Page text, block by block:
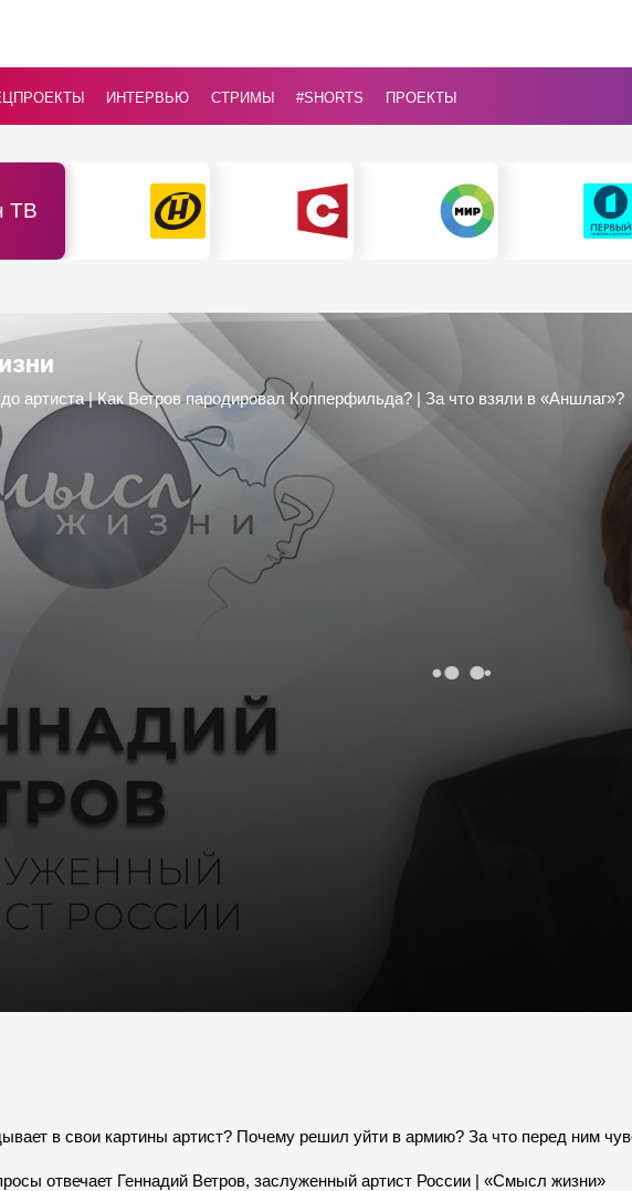
ИНТЕРВЬЮ СТРИМЫ #Shorts ПРОЕКТЫ
ТВ
артиста | Как Ветров пародировал Копперфильда? | За что взяли в «Аншлаг»?
в свои картины артист? Почему решил уйти в армию? За что перед ним
отвечает Геннадий Ветров, заслуженный артист России | «Смысл жизни»